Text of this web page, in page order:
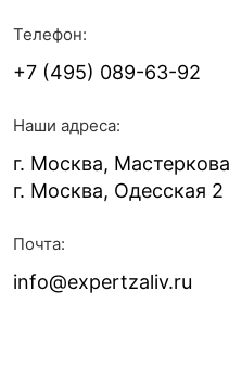
Телефон:
+7 (495) 089-63-92
Наши адреса:
г. Москва,
г. Москва, Одесская
Почта:
info@expertzaliv.ru